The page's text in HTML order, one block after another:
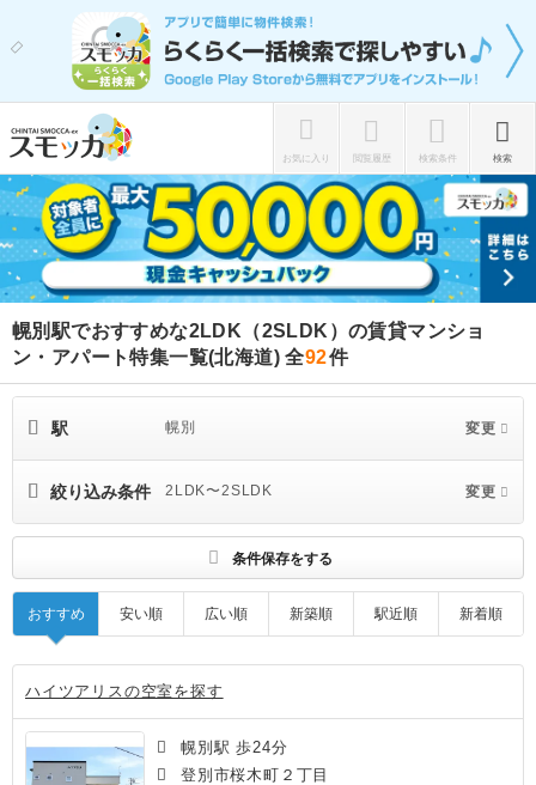
お気に入り 閲覧履歴 検索条件 検索
幌別駅でおすすめな2LDK（2SLDK）の賃貸マンショ
ン・アパート特集一覧(北海道)全92件
駅 幌別 変更
絞り込み条件 2LDK〜2SLDK 変更
条件保存をする
おすすめ 安い順 広い順 新築順 駅近順 新着順
ハイツアリスの空室を探す
幌別駅 歩24分
登別市桜木町２丁目